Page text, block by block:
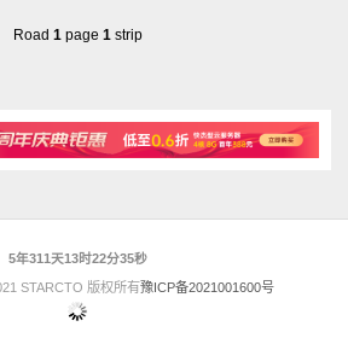
Road 1page 1strip
5年311天13时22分35秒
STARCTO 版权所有豫ICP备2021001600号